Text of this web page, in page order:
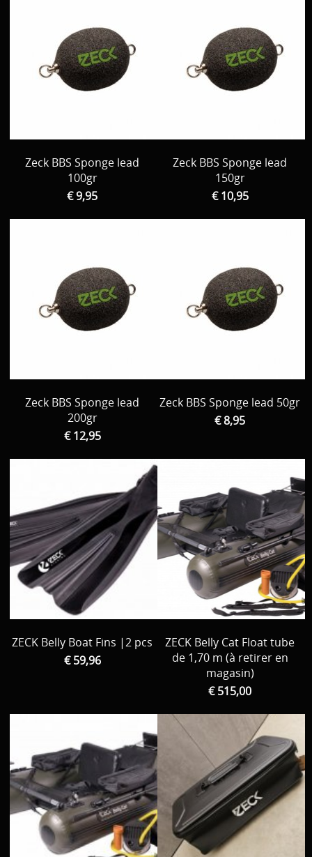
Zeck BBS Sponge lead
100gr
€ 9,95
Zeck BBS Sponge lead
150gr
€ 10,95
Zeck BBS Sponge lead
200gr
€ 12,95
Zeck BBS Sponge lead 50gr
€ 8,95
ZECK Belly Boat Fins |2 pcs
€ 59,96
ZECK Belly Cat Float tube
de 1,70 m (à retirer en
magasin)
€ 515,00